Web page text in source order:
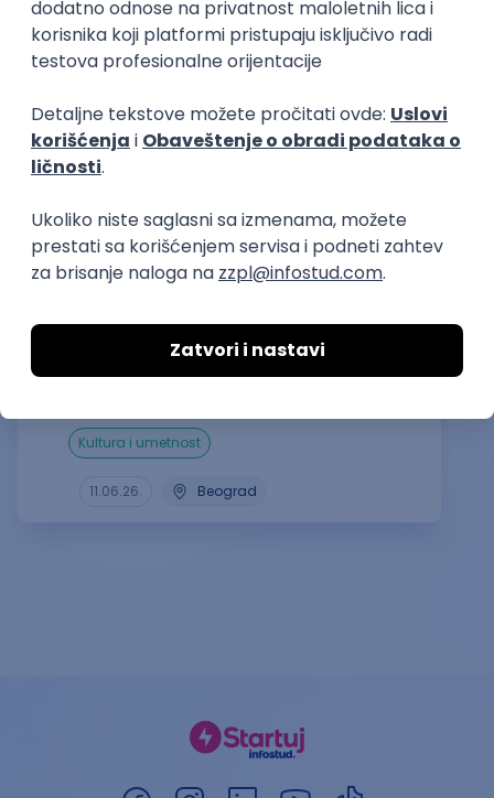
Prijava je zatvorena
ATLANTIS ▪︎ Manja Ristić i Aleksandar
kultura i umetnost
11.06.26. Beograd